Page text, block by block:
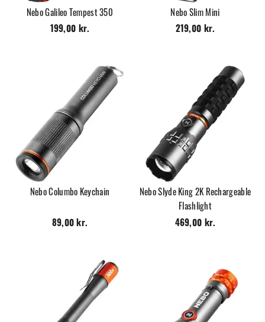
Nebo Galileo Tempest 350
199,00 kr.
Nebo Slim Mini
219,00 kr.
Nebo Columbo Keychain
89,00 kr.
Nebo Slyde King 2K Rechargeable
Flashlight
469,00 kr.